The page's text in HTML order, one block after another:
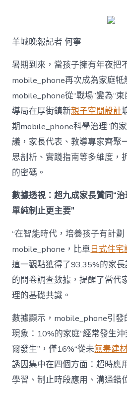
羊城晚報記者 何寧
暑期到來，當孩子擁有年夜把
mobile_phone再次成為家庭牴
mobile_phone從“戰場”變為“
導局在厚街鎮新親子空間設計
期mobile_phone科學治理”的
議，家長代表、教導專家齊聚
思剖析、實踐指南等多維度，
的密碼。
數據透視：超九成家長贊同“
單純制止更主要”
“在智能時代，培養孩子有計
mobile_phone，比單日式住宅
這一觀點獲得了93.35%的家
的問卷調查數據，提醒了當代
理的基礎共識。
數據顯示，mobile_phone引
現象：10%的家庭“經常發生沖
爾發生”，僅16%“從未無毒建
誘因集中在四個方面：超時應
學習、制止時段應用、溝通錯